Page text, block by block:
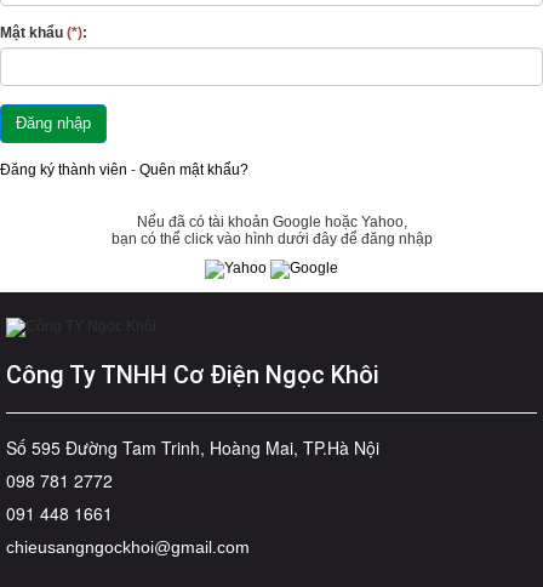
Mật khẩu (*):
Đăng ký thành viên - Quên mật khẩu?
Nếu đã có tài khoản Google hoặc Yahoo,
bạn có thể click vào hình dưới đây để đăng nhập
Công Ty TNHH Cơ Điện Ngọc Khôi
Số 595 Đường Tam Trinh, Hoàng Mai, TP.Hà Nội
098 781 2772
091 448 1661
chieusangngockhoi@gmail.com